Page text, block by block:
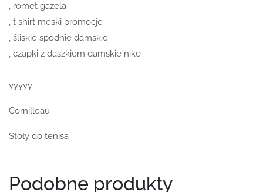
, romet gazela
, t shirt meski promocje
, śliskie spodnie damskie
, czapki z daszkiem damskie nike
yyyyy
Cornilleau
Stoły do tenisa
Podobne produkty